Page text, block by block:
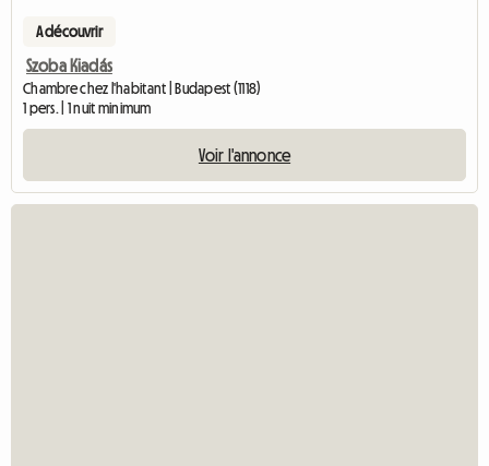
A découvrir
Szoba Kiadás
Chambre chez l'habitant | Budapest (1118)
1 pers. | 1 nuit minimum
Voir l'annonce